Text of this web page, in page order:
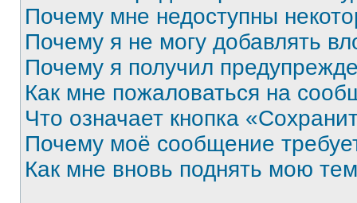
Почему мне недоступны
Почему я не могу добавлять
Почему я получил
Как мне пожаловаться на
Что означает кнопка
Почему моё сообщение
Как мне вновь поднять мою